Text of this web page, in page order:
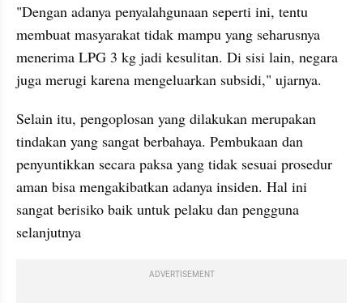
"Dengan adanya penyalahgunaan seperti ini, tentu
membuat masyarakat tidak mampu yang seharusnya
menerima LPG 3 kg jadi kesulitan. Di sisi lain, negara
juga merugi karena mengeluarkan subsidi," ujarnya.
Selain itu, pengoplosan yang dilakukan merupakan
tindakan yang sangat berbahaya. Pembukaan dan
penyuntikkan secara paksa yang tidak sesuai prosedur
aman bisa mengakibatkan adanya insiden. Hal ini
sangat berisiko baik untuk pelaku dan pengguna
selanjutnya
ADVERTISEMENT